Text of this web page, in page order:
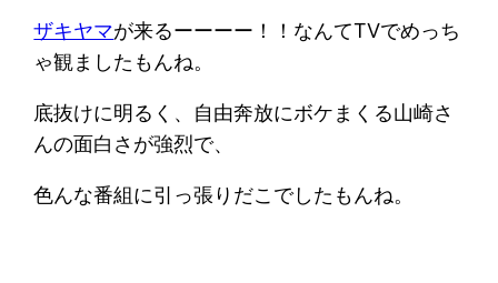
ザキヤマが来るーーーー！！なんてTVでめっち
ゃ観ましたもんね。
底抜けに明るく、自由奔放にボケまくる山崎さ
んの面白さが強烈で、
色んな番組に引っ張りだこでしたもんね。